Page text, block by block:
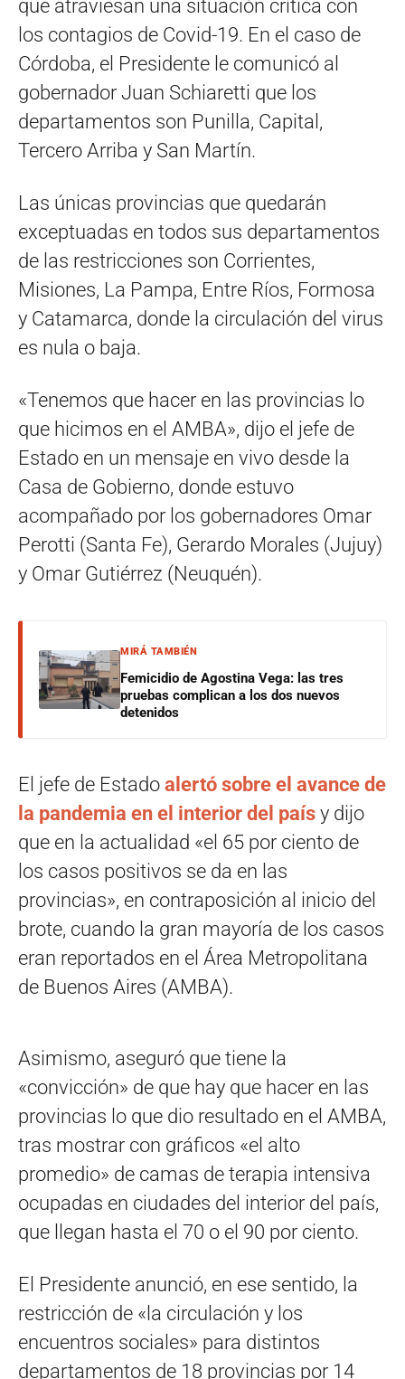
que atraviesan una situación crítica con
los contagios de Covid-19. En el caso de
Córdoba, el Presidente le comunicó al
gobernador Juan Schiaretti que los
departamentos son Punilla, Capital,
Tercero Arriba y San Martín.
Las únicas provincias que quedarán
exceptuadas en todos sus departamentos
de las restricciones son Corrientes,
Misiones, La Pampa, Entre Ríos, Formosa
y Catamarca, donde la circulación del virus
es nula o baja.
«Tenemos que hacer en las provincias lo
que hicimos en el AMBA», dijo el jefe de
Estado en un mensaje en vivo desde la
Casa de Gobierno, donde estuvo
acompañado por los gobernadores Omar
Perotti (Santa Fe), Gerardo Morales (Jujuy)
y Omar Gutiérrez (Neuquén).
MIRÁ TAMBIÉN
Femicidio de Agostina Vega: las tres
pruebas complican a los dos nuevos
detenidos
El jefe de Estado alertó sobre el avance de
la pandemia en el interior del país y dijo
que en la actualidad «el 65 por ciento de
los casos positivos se da en las
provincias», en contraposición al inicio del
brote, cuando la gran mayoría de los casos
eran reportados en el Área Metropolitana
de Buenos Aires (AMBA).
Asimismo, aseguró que tiene la
«convicción» de que hay que hacer en las
provincias lo que dio resultado en el AMBA,
tras mostrar con gráficos «el alto
promedio» de camas de terapia intensiva
ocupadas en ciudades del interior del país,
que llegan hasta el 70 o el 90 por ciento.
El Presidente anunció, en ese sentido, la
restricción de «la circulación y los
encuentros sociales» para distintos
departamentos de 18 provincias por 14